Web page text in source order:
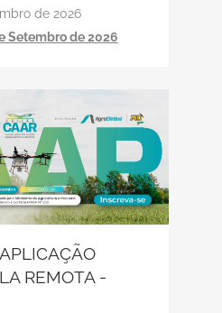
de 2026
Setembro de 2026
REMOTA -